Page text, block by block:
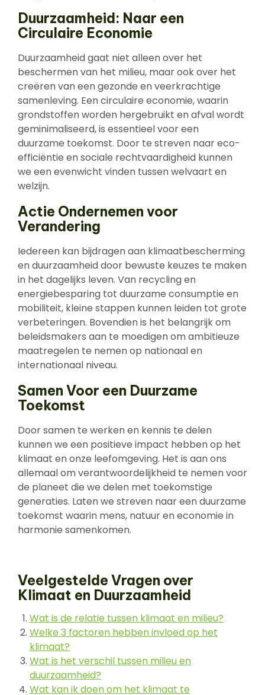
Duurzaamheid: Naar een
Circulaire Economie
Duurzaamheid gaat niet alleen over het
beschermen van het milieu, maar ook over het
creëren van een gezonde en veerkrachtige
samenleving. Een circulaire economie, waarin
grondstoffen worden hergebruikt en afval wordt
geminimaliseerd, is essentieel voor een
duurzame toekomst. Door te streven naar eco-
efficiëntie en sociale rechtvaardigheid kunnen
we een evenwicht vinden tussen welvaart en
welzijn.
Actie Ondernemen voor
Verandering
Iedereen kan bijdragen aan klimaatbescherming
en duurzaamheid door bewuste keuzes te maken
in het dagelijks leven. Van recycling en
energiebesparing tot duurzame consumptie en
mobiliteit, kleine stappen kunnen leiden tot grote
verbeteringen. Bovendien is het belangrijk om
beleidsmakers aan te moedigen om ambitieuze
maatregelen te nemen op nationaal en
internationaal niveau.
Samen Voor een Duurzame
Toekomst
Door samen te werken en kennis te delen
kunnen we een positieve impact hebben op het
klimaat en onze leefomgeving. Het is aan ons
allemaal om verantwoordelijkheid te nemen voor
de planeet die we delen met toekomstige
generaties. Laten we streven naar een duurzame
toekomst waarin mens, natuur en economie in
harmonie samenkomen.
Veelgestelde Vragen over
Klimaat en Duurzaamheid
Wat is de relatie tussen klimaat en milieu?
Welke 3 factoren hebben invloed op het
klimaat?
Wat is het verschil tussen milieu en
duurzaamheid?
Wat kan ik doen om het klimaat te